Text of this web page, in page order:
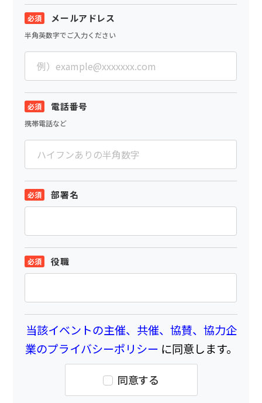
メールアドレス
半角英数字でご入力ください
電話番号
携帯電話など
部署名
役職
当該イベントの主催、共催、協賛、協力企
業のプライバシーポリシー に同意します。
同意する